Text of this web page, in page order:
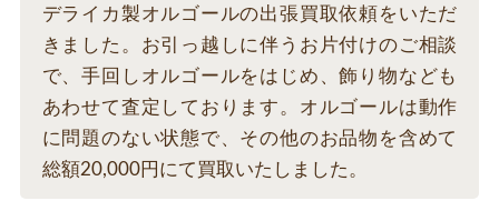
デライカ製オルゴールの出張買取依頼をいただ
きました。お引っ越しに伴うお片付けのご相談
で、手回しオルゴールをはじめ、飾り物なども
あわせて査定しております。オルゴールは動作
に問題のない状態で、その他のお品物を含めて
総額20,000円にて買取いたしました。